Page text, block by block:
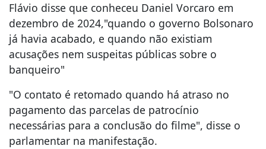
Flávio disse que conheceu Daniel Vorcaro em
dezembro de 2024,"quando o governo Bolsonaro
já havia acabado, e quando não existiam
acusações nem suspeitas públicas sobre o
banqueiro"
"O contato é retomado quando há atraso no
pagamento das parcelas de patrocínio
necessárias para a conclusão do filme", disse o
parlamentar na manifestação.